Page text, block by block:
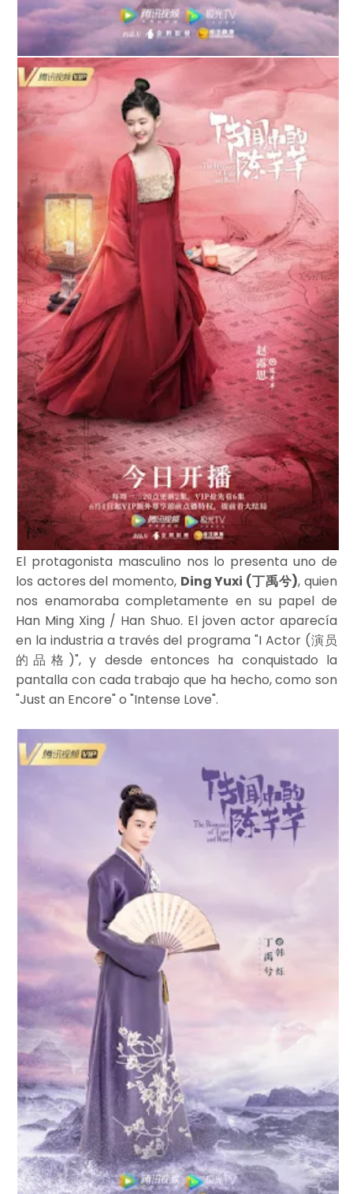
El protagonista masculino nos lo presenta uno de
los actores del momento, Ding Yuxi (丁禹兮), quien
nos enamoraba completamente en su papel de
Han Ming Xing / Han Shuo. El joven actor aparecía
en la industria a través del programa "I Actor (演员
的品格)", y desde entonces ha conquistado la
pantalla con cada trabajo que ha hecho, como son
"Just an Encore" o "Intense Love".